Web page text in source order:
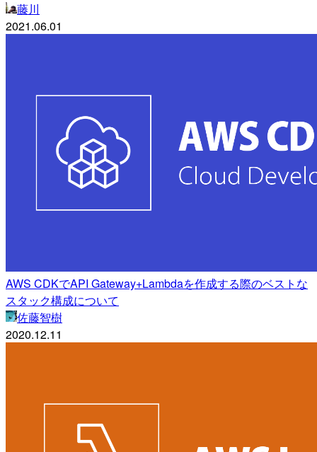
藤川
2021.06.01
AWS CDKでAPI Gateway+Lambdaを作成する際のベストな
スタック構成について
佐藤智樹
2020.12.11